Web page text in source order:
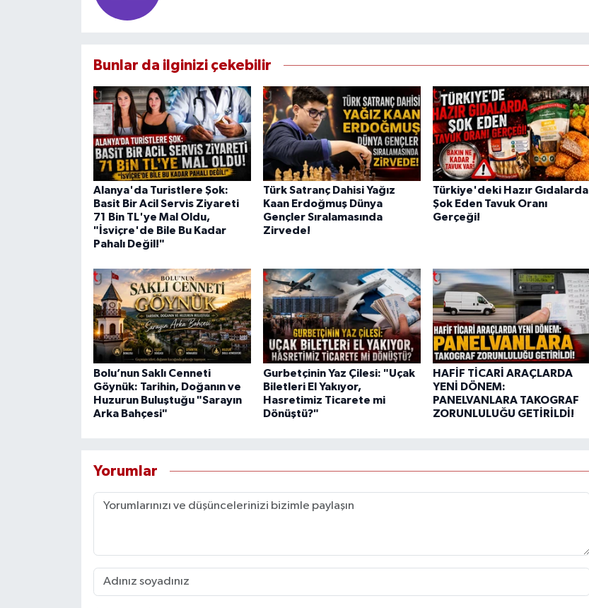
Bunlar da ilginizi çekebilir
Alanya'da Turistlere Şok:
Basit Bir Acil Servis Ziyareti
71 Bin TL'ye Mal Oldu,
"İsviçre'de Bile Bu Kadar
Pahalı Değil!"
Türk Satranç Dahisi Yağız
Kaan Erdoğmuş Dünya
Gençler Sıralamasında
Zirvede!
Türkiye'deki Hazır Gıdalarda
Şok Eden Tavuk Oranı
Gerçeği!
Bolu’nun Saklı Cenneti
Göynük: Tarihin, Doğanın ve
Huzurun Buluştuğu "Sarayın
Arka Bahçesi"
Gurbetçinin Yaz Çilesi: "Uçak
Biletleri El Yakıyor,
Hasretimiz Ticarete mi
Dönüştü?"
HAFİF TİCARİ ARAÇLARDA
YENİ DÖNEM:
PANELVANLARA TAKOGRAF
ZORUNLULUĞU GETİRİLDİ!
Yorumlar